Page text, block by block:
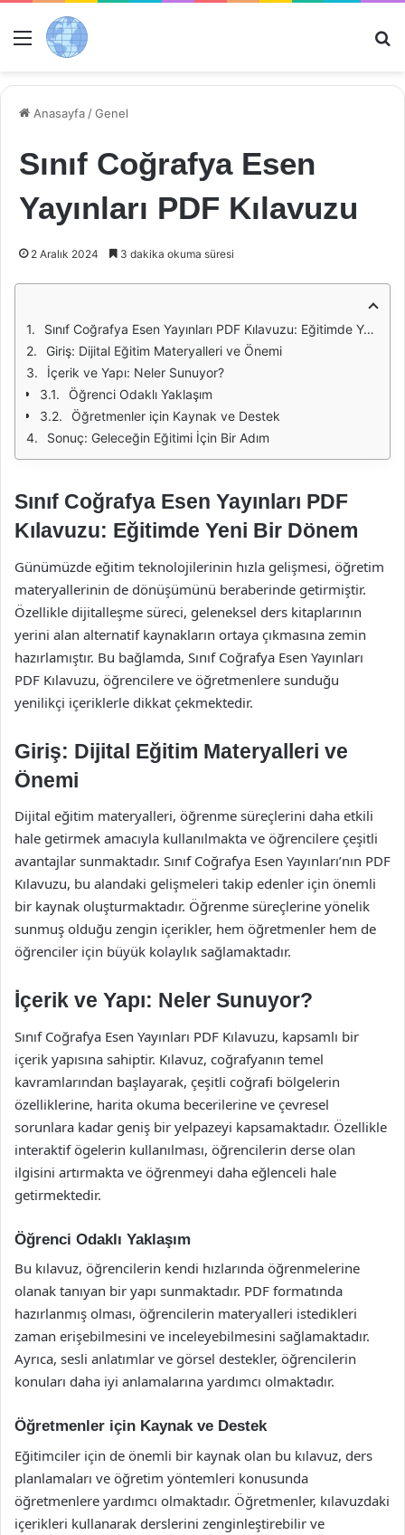
Menü
Anasayfa /Genel
Sınıf Coğrafya Esen
Yayınları PDF Kılavuzu
2 Aralık 2024 3 dakika okuma süresi
Sınıf Coğrafya Esen Yayınları PDF Kılavuzu: Eğitimde Yeni Bir Dönem
Giriş: Dijital Eğitim Materyalleri ve Önemi
İçerik ve Yapı: Neler Sunuyor?
Öğrenci Odaklı Yaklaşım
Öğretmenler için Kaynak ve Destek
Sonuç: Geleceğin Eğitimi İçin Bir Adım
Sınıf Coğrafya Esen Yayınları PDF
Kılavuzu: Eğitimde Yeni Bir Dönem
Günümüzde eğitim teknolojilerinin hızla gelişmesi, öğretim
materyallerinin de dönüşümünü beraberinde getirmiştir.
Özellikle dijitalleşme süreci, geleneksel ders kitaplarının
yerini alan alternatif kaynakların ortaya çıkmasına zemin
hazırlamıştır. Bu bağlamda, Sınıf Coğrafya Esen Yayınları
PDF Kılavuzu, öğrencilere ve öğretmenlere sunduğu
yenilikçi içeriklerle dikkat çekmektedir.
Giriş: Dijital Eğitim Materyalleri ve
Önemi
Dijital eğitim materyalleri, öğrenme süreçlerini daha etkili
hale getirmek amacıyla kullanılmakta ve öğrencilere çeşitli
avantajlar sunmaktadır. Sınıf Coğrafya Esen Yayınları’nın PDF
Kılavuzu, bu alandaki gelişmeleri takip edenler için önemli
bir kaynak oluşturmaktadır. Öğrenme süreçlerine yönelik
sunmuş olduğu zengin içerikler, hem öğretmenler hem de
öğrenciler için büyük kolaylık sağlamaktadır.
İçerik ve Yapı: Neler Sunuyor?
Sınıf Coğrafya Esen Yayınları PDF Kılavuzu, kapsamlı bir
içerik yapısına sahiptir. Kılavuz, coğrafyanın temel
kavramlarından başlayarak, çeşitli coğrafi bölgelerin
özelliklerine, harita okuma becerilerine ve çevresel
sorunlara kadar geniş bir yelpazeyi kapsamaktadır. Özellikle
interaktif ögelerin kullanılması, öğrencilerin derse olan
ilgisini artırmakta ve öğrenmeyi daha eğlenceli hale
getirmektedir.
Öğrenci Odaklı Yaklaşım
Bu kılavuz, öğrencilerin kendi hızlarında öğrenmelerine
olanak tanıyan bir yapı sunmaktadır. PDF formatında
hazırlanmış olması, öğrencilerin materyalleri istedikleri
zaman erişebilmesini ve inceleyebilmesini sağlamaktadır.
Ayrıca, sesli anlatımlar ve görsel destekler, öğrencilerin
konuları daha iyi anlamalarına yardımcı olmaktadır.
Öğretmenler için Kaynak ve Destek
Eğitimciler için de önemli bir kaynak olan bu kılavuz, ders
planlamaları ve öğretim yöntemleri konusunda
öğretmenlere yardımcı olmaktadır. Öğretmenler, kılavuzdaki
içerikleri kullanarak derslerini zenginleştirebilir ve